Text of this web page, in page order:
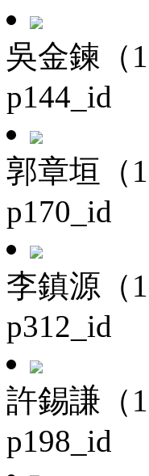
吳金鍊（
p144_id
郭章垣（
p170_id
李鎮源（
p312_id
許錫謙（
p198_id